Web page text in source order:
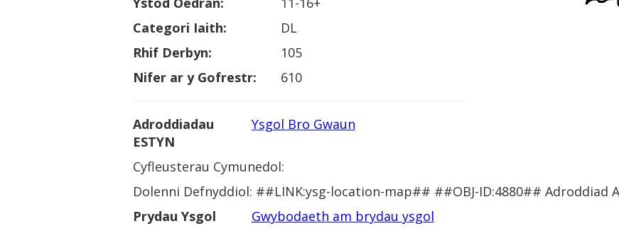
Categori Iaith:
DL
Rhif Derbyn:
105
Nifer ar y Gofrestr:
610
Adroddiadau
ESTYN
Ysgol Bro Gwaun
Cyfleusterau Cymunedol:
Dolenni Defnyddiol: ##LINK:ysg-location-map## ##OBJ-ID:4880## Adroddiad
Prydau Ysgol
Gwybodaeth am brydau ysgol